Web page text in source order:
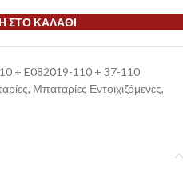
ΣΤΟ ΚΑΛΆΘΙ
+ E082019-110 + 37-110
, Μπαταρίες Εντοιχιζόμενες,